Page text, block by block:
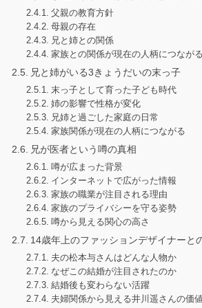
父親の教育方針
母親の存在
兄と姉との関係
家族との関係が現在の人柄につながる
兄と姉がいる3きょうだいの末っ子
末っ子として育った子ども時代
姉の影響で性格が変化
兄姉と過ごした家庭の日常
家族関係が現在の人柄につながる
兄が医者という噂の真相
噂が広まった背景
インターネットで広がった情報
家族の職業が注目される理由
家族のプライバシーを守る姿勢
噂から見える関心の高さ
14歳年上のファッションデザイナーと
夫の松本与さんはどんな人物か
なぜこの結婚が注目されたのか
結婚後も変わらない活躍
夫婦関係から見える井川遥さんの価